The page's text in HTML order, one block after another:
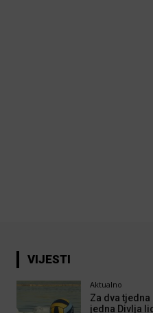
VIJESTI
Aktualno
Za dva
jedna Divlja